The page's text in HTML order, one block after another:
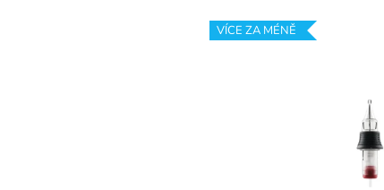
VÍCE ZA MÉNĚ
Doporučujeme